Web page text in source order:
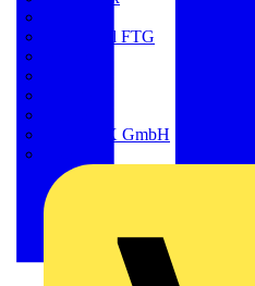
Amphenol FTG
DOTLUX GmbH